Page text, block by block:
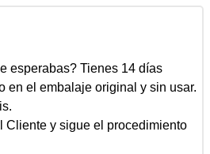
esperabas? Tienes 14 días
en el embalaje original y sin usar.
Cliente y sigue el procedimiento